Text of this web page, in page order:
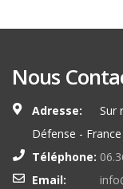
Nous
Adresse:
Sur
Défense - France
Téléphone:
Email: